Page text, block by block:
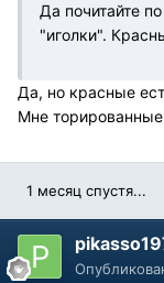
Да почитайте
"иголки".
Да, но красные
Мне
1 месяц спустя...